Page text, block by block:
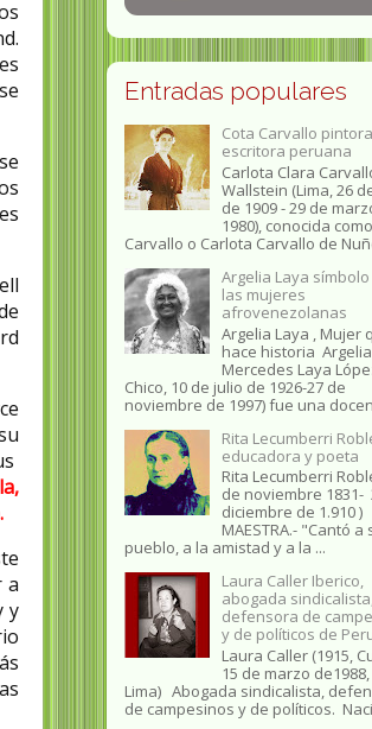
a
y
Entradas populares
Cota Carvallo
escritora peruana
Carlota Clara
Wallstein (Lima, 26
de 1909 - 29 de
1980), conocida
Carvallo o Carlota Carvallo de
Argelia Laya
las mujeres
afrovenezolanas
Argelia Laya , Mujer
hace historia Argelia
Mercedes Laya
Chico, 10 de julio de 1926-27 de
noviembre de 1997) fue una
Rita Lecumberri
educadora y poeta
Rita Lecumberri
de noviembre 1831-
diciembre de 1.910 )
MAESTRA.- "Cantó a
pueblo, a la amistad y a la ...
Laura Caller Iberico,
abogada
defensora de
y de políticos de
Laura Caller (1915,
15 de marzo de1988,
Lima) Abogada sindicalista,
de campesinos y de políticos.